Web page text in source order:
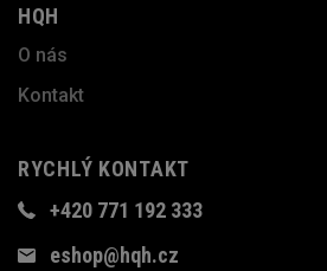
HQH
O nás
Kontakt
RYCHLÝ KONTAKT
+420 771 192 333
eshop@hqh.cz